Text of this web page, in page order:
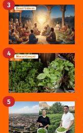
3
4
5